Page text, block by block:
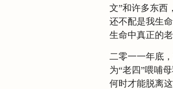
文”和许多东西
还不配是我生
生命中真正的老
二零一一年底
为“老四”喂哺
何时才能脱离